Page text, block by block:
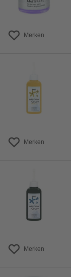
Merken
Merken
Merken